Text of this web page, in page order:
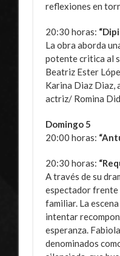
reflexiones en
20:30 horas:
La obra aborda
potente critica al
Beatriz Ester
Karina Diaz Diaz,
actriz/ Romina
Domingo 5
20:00 horas:
20:30 horas:
A través de su
espectador frente
familiar. La
intentar
esperanza.
denominados